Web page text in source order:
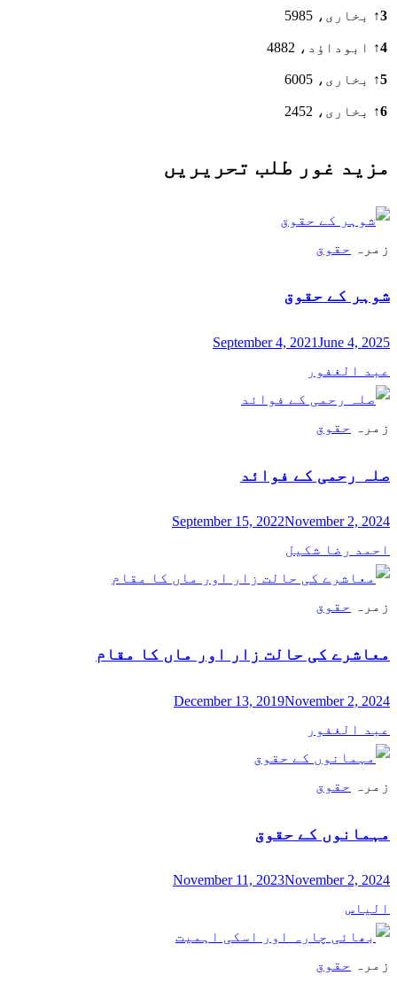
3
↑ بخاری، 5985
4
↑ ابوداؤد، 4882
5
↑ بخاری، 6005
6
↑ بخاری، 2452
مزید غور طلب تحریریں
زمرہ حقوق
شوہر کے حقوق
September 4, 2021June 4, 2025
عبد الغفور
زمرہ حقوق
صلہ رحمی کے فوائد
September 15, 2022November 2, 2024
احمد رضا شکیل
زمرہ حقوق
معاشرے کی حالت زار اور ماں کا مقام
December 13, 2019November 2, 2024
عبد الغفور
زمرہ حقوق
مہمانوں کے حقوق
November 11, 2023November 2, 2024
الیاس
زمرہ حقوق